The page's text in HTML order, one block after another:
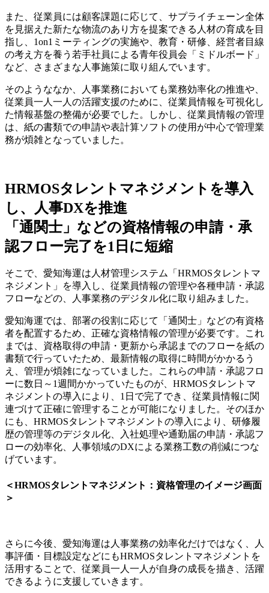
また、従業員には顧客課題に応じて、サプライチェーン全体
を見据えた新たな物流のあり方を提案できる人材の育成を目
指し、1on1ミーティングの実施や、教育・研修、経営者目線
の考え方を養う若手社員による青年役員会「ミドルボード」
など、さまざまな人事施策に取り組んでいます。
そのようななか、人事業務においても業務効率化の推進や、
従業員一人一人の活躍支援のために、従業員情報を可視化し
た情報基盤の整備が必要でした。しかし、従業員情報の管理
は、紙の書類での申請や表計算ソフトの使用が中心で管理業
務が煩雑となっていました。
HRMOSタレントマネジメントを導入
し、人事DXを推進
「通関士」などの資格情報の申請・承
認フロー完了を1日に短縮
そこで、愛知海運は人材管理システム「HRMOSタレントマ
ネジメント」を導入し、従業員情報の管理や各種申請・承認
フローなどの、人事業務のデジタル化に取り組みました。
愛知海運では、部署の役割に応じて「通関士」などの有資格
者を配置するため、正確な資格情報の管理が必要です。これ
までは、資格取得の申請・更新から承認までのフローを紙の
書類で行っていたため、最新情報の取得に時間がかかるう
え、管理が煩雑になっていました。これらの申請・承認フロ
ーに数日～1週間かかっていたものが、HRMOSタレントマ
ネジメントの導入により、1日で完了でき、従業員情報に関
連づけて正確に管理することが可能になりました。そのほか
にも、HRMOSタレントマネジメントの導入により、研修履
歴の管理等のデジタル化、入社処理や通勤届の申請・承認フ
ローの効率化、人事領域のDXによる業務工数の削減につな
げています。
＜HRMOSタレントマネジメント：資格管理のイメージ画面
＞
さらに今後、愛知海運は人事業務の効率化だけではなく、人
事評価・目標設定などにもHRMOSタレントマネジメントを
活用することで、従業員一人一人が自身の成長を描き、活躍
できるように支援していきます。